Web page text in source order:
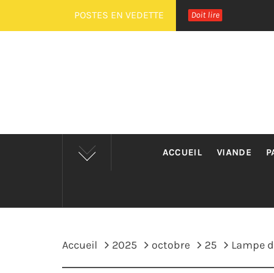
au
POSTES EN VEDETTE Doit lire
ACCUEIL VIANDE
Accueil 2025 octobre 25 Lampe